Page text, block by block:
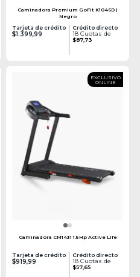
Caminadora Premium GoFit K1046D |
Negro
Tarjeta de crédito
$1.399,99
Crédito directo
18 Cuotas de
$87,73
EXCLUSIVO
ONLINE
Caminadora CM1431 1.5Hp Active Life
Tarjeta de crédito
$919,99
Crédito directo
18 Cuotas de
$57,65